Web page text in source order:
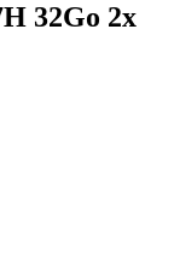
32Go 2x